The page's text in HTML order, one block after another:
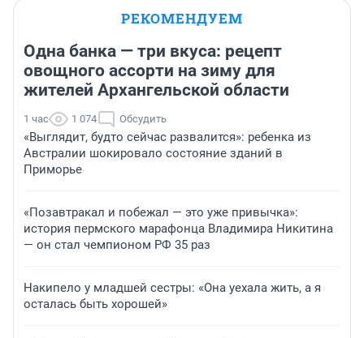
РЕКОМЕНДУЕМ
Одна банка — три вкуса: рецепт
овощного ассорти на зиму для
жителей Архангельской области
1 час 1 074 Обсудить
«Выглядит, будто сейчас развалится»: ребенка из
Австралии шокировало состояние зданий в
Приморье
«Позавтракал и побежал — это уже привычка»:
история пермского марафонца Владимира Никитина
— он стал чемпионом РФ 35 раз
Накипело у младшей сестры: «Она уехала жить, а я
осталась быть хорошей»